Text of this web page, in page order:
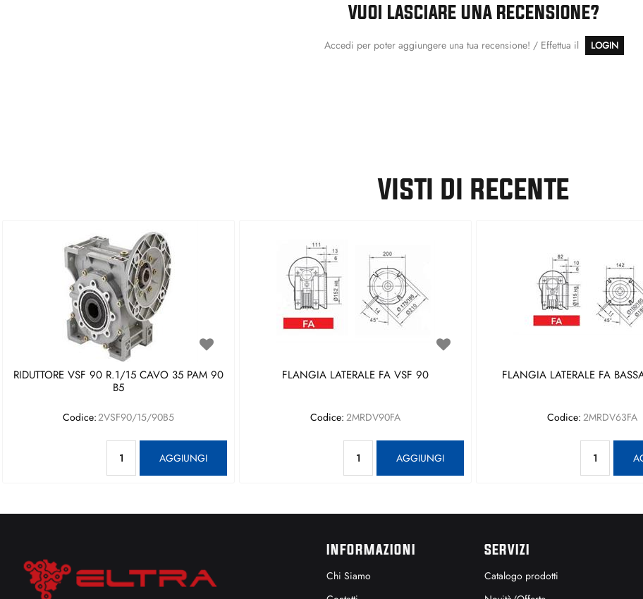
VUOI LASCIARE UNA RECENSIONE?
Accedi per poter aggiungere una tua recensione! / Effettua il LOGIN
VISTI DI RECENTE
RIDUTTORE VSF 90 R.1/15 CAVO 35 PAM 90
B5
Codice:2VSF90/15/90B5
AGGIUNGI
FLANGIA LATERALE FA VSF 90
Codice: 2MRDV90FA
AGGIUNGI
FLANGIA LATERALE FA
Codice: 2MRDV63FA
INFORMAZIONI
Chi Siamo
SERVIZI
Catalogo prodotti